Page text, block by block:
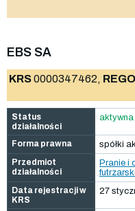
EBS SA
KRS0000347462,
Status
działalności
aktywna
Forma prawna
spółki
Przedmiot
działalności
Pranie i
Data rejestracji w
KRS
27